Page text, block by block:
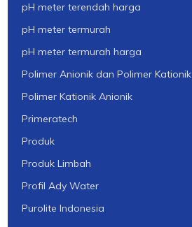
pH meter terendah harga
pH meter termurah
pH meter termurah harga
Polimer Anionik dan Polimer Kationik
Polimer Kationik Anionik
Primeratech
Produk
Produk Limbah
Profil Ady Water
Purolite Indonesia